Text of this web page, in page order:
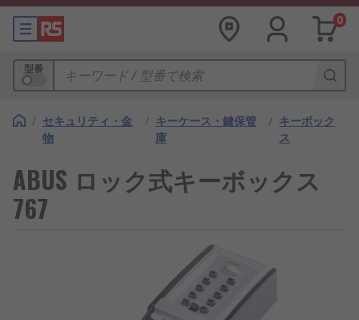
0
型番
/ セキュリティ・金
物
/ キーケース・鍵保管
庫
/ キーボック
ス
ABUS ロック式キーボックス
767